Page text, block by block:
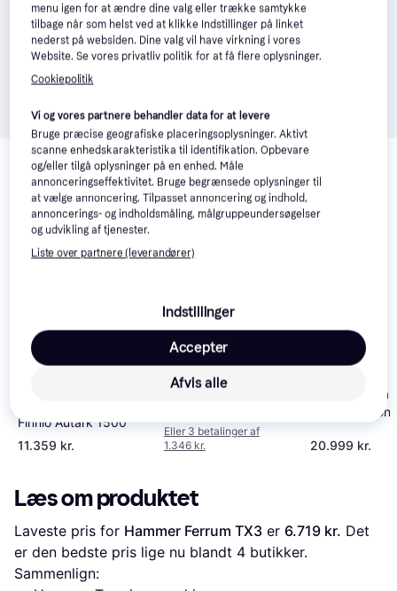
Relaterede produkter
Se vores forslag til andre produkter, der matcher dine
interesser. Vis alle
Finnlo Autark 1500
11.359 kr.
Trender
HMS Tytan 12
Eller 3 betalinger af
1.346 kr.
Hammer
Power Station
20.999 kr.
Læs om produktet
Laveste pris for Hammer Ferrum TX3 er 6.719 kr. Det
er den bedste pris lige nu blandt 4 butikker.
Sammenlign:
menu igen for at ændre dine valg eller trække samtykke
tilbage når som helst ved at klikke Indstillinger på linket
nederst på websiden. Dine valg vil have virkning i vores
Website. Se vores privatliv politik for at få flere oplysninger.
Cookiepolitik
Vi og vores partnere behandler data for at levere
Bruge præcise geografiske placeringsoplysninger. Aktivt
scanne enhedskarakteristika til identifikation. Opbevare
og/eller tilgå oplysninger på en enhed. Måle
annonceringseffektivitet. Bruge begrænsede oplysninger til
at vælge annoncering. Tilpasset annoncering og indhold,
annoncerings- og indholdsmåling, målgruppeundersøgelser
og udvikling af tjenester.
Liste over partnere (leverandører)
Indstillinger
Afvis alle
Accepter